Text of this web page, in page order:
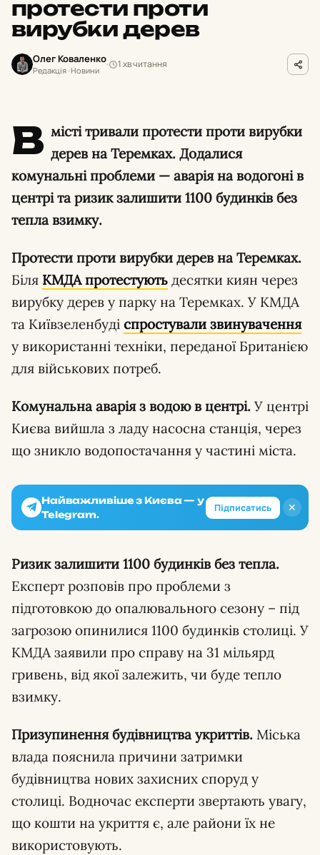
протести проти
вирубки дерев
Олег Коваленко
Редакція · Новини
1 хв читання
В місті тривали протести проти вирубки
дерев на Теремках. Додалися
комунальні проблеми — аварія на водогоні в
центрі та ризик залишити 1100 будинків без
тепла взимку.
Протести проти вирубки дерев на Теремках.
Біля КМДА протестують десятки киян через
вирубку дерев у парку на Теремках. У КМДА
та Київзеленбуді спростували звинувачення
у використанні техніки, переданої Британією
для військових потреб.
Комунальна аварія з водою в центрі. У центрі
Києва вийшла з ладу насосна станція, через
що зникло водопостачання у частині міста.
✕
Найважливіше з Києва — у
Telegram.
Підписатись
Ризик залишити 1100 будинків без тепла.
Експерт розповів про проблеми з
підготовкою до опалювального сезону – під
загрозою опинилися 1100 будинків столиці. У
КМДА заявили про справу на 31 мільярд
гривень, від якої залежить, чи буде тепло
взимку.
Призупинення будівництва укриттів. Міська
влада пояснила причини затримки
будівництва нових захисних споруд у
столиці. Водночас експерти звертають увагу,
що кошти на укриття є, але райони їх не
використовують.